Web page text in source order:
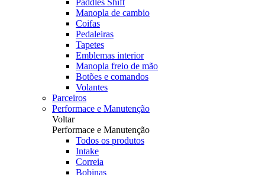
Paddles Shift
Manopla de cambio
Coifas
Pedaleiras
Tapetes
Emblemas interior
Manopla freio de mão
Botões e comandos
Volantes
Parceiros
Performace e Manutenção
Voltar
Performace e Manutenção
Todos os produtos
Intake
Correia
Bobinas